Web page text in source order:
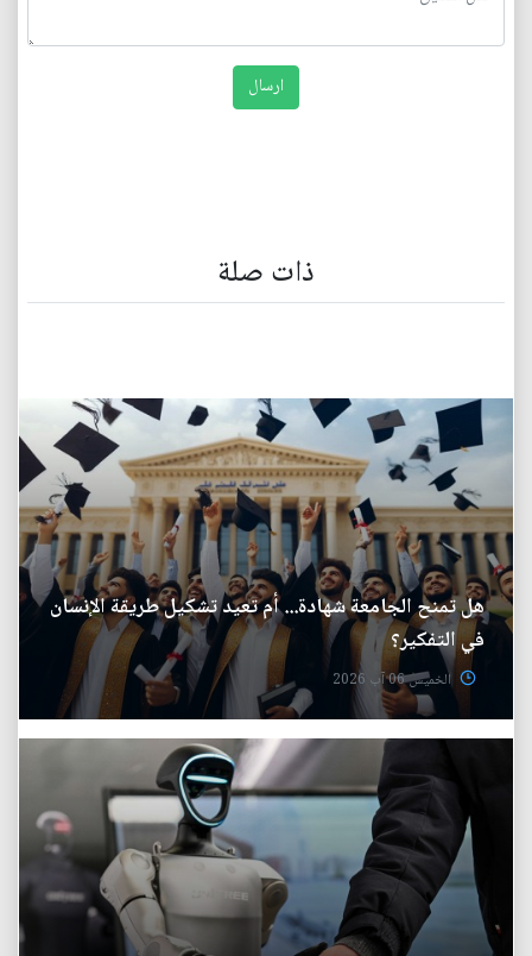
ذات صلة
هل تمنح الجامعة شهادة... أم تعيد تشكيل طريقة الإنسان
في التفكير؟
الخميس 06 آب 2026